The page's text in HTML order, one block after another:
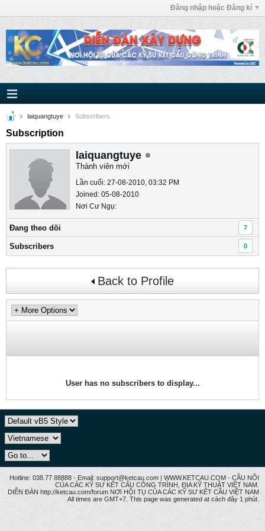
Đăng nhập hoặc Đăng kí
laiquangtuye Subscribers
Subscription
laiquangtuye
Thành viên mới
Lần cuối: 27-08-2010, 03:32 PM
Joined: 05-08-2010
Nơi Cư Ngụ:
Ðang theo dõi 7
Subscribers 0
Back to Profile
User has no subscribers to display...
Hotline: 038.77 88888 - Email: support@ketcau.com | WWW.KETCAU.COM - CẦU NỐI
CỦA CÁC KỸ SƯ KẾT CẤU CÔNG TRÌNH, ĐỊA KỸ THUẬT VIỆT NAM.
DIỄN ĐÀN http://ketcau.com/forum NƠI HỘI TỤ CỦA CÁC KỸ SƯ KẾT CÂU VIỆT NAM
All times are GMT+7. This page was generated at cách đây 1 phút.